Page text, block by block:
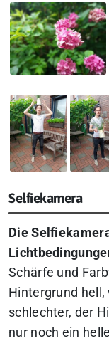
Selfiekamera
Die
Schärfe und
Hintergrund
schlechter, der
nur noch ein